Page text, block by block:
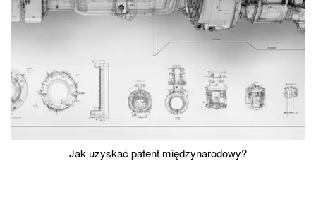
Jak uzyskać patent międzynarodowy?